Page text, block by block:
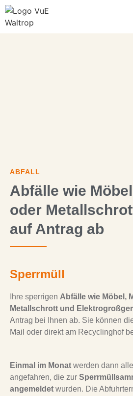
springen
ABFALL
Abfälle wie
oder
auf Antrag ab
Sperrmüll
Ihre sperrigen Abfälle wie Möbel,
Metallschrott und
Antrag bei Ihnen ab. Sie können
Mail oder direkt am Recyclinghof
Einmal im Monat werden dann
angefahren, die zur
angemeldet wurden. Die